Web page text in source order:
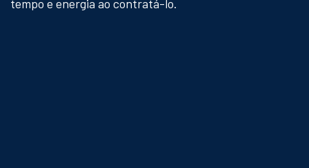
tempo e energia ao contratá-lo.